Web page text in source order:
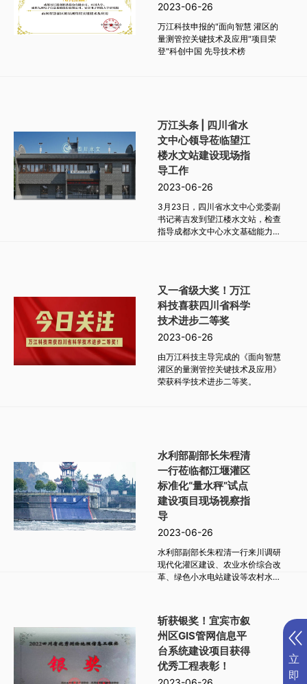
立
即
2023-06-26
万江科技申报的"面向智慧 灌区的
量测管控关键技术及应用"项目荣
登"科创中国 先导技术榜
万江头条 | 四川省水
文中心领导莅临望江
楼水文站建设现场指
导工作
2023-06-26
3月23日，四川省水文中心党委副
书记蒋吉发到望江楼水文站，检查
指导成都水文中心水文基础能力提
又一省级大奖！万江
科技喜获四川省科学
技术进步二等奖
2023-06-26
由万江科技主导完成的《面向智慧
灌区的量测管控关键技术及应用》
荣获科学技术进步二等奖。
水利部副部长朱程清
一行莅临都江堰灌区
标准化“量水秤”试点
建设项目现场视察指
导
2023-06-26
水利部副部长朱程清一行来川调研
现代化灌区建设、农业水价综合改
革、绿色小水电站建设等农村水利
斩获银奖！宜宾市叙
州区GIS管网信息平
台系统建设项目获得
优秀工程表彰！